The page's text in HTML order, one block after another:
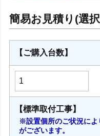
【ご購入台数】
【標準取付工事】
※設置個所のご状況によ
がございます。